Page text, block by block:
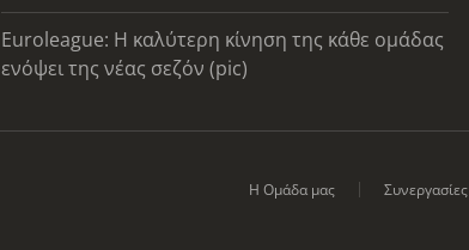
Euroleague: Η καλύτερη κίνηση της κάθε ομάδας
ενόψει της νέας σεζόν (pic)
Η Ομάδα μας Συνεργασίες